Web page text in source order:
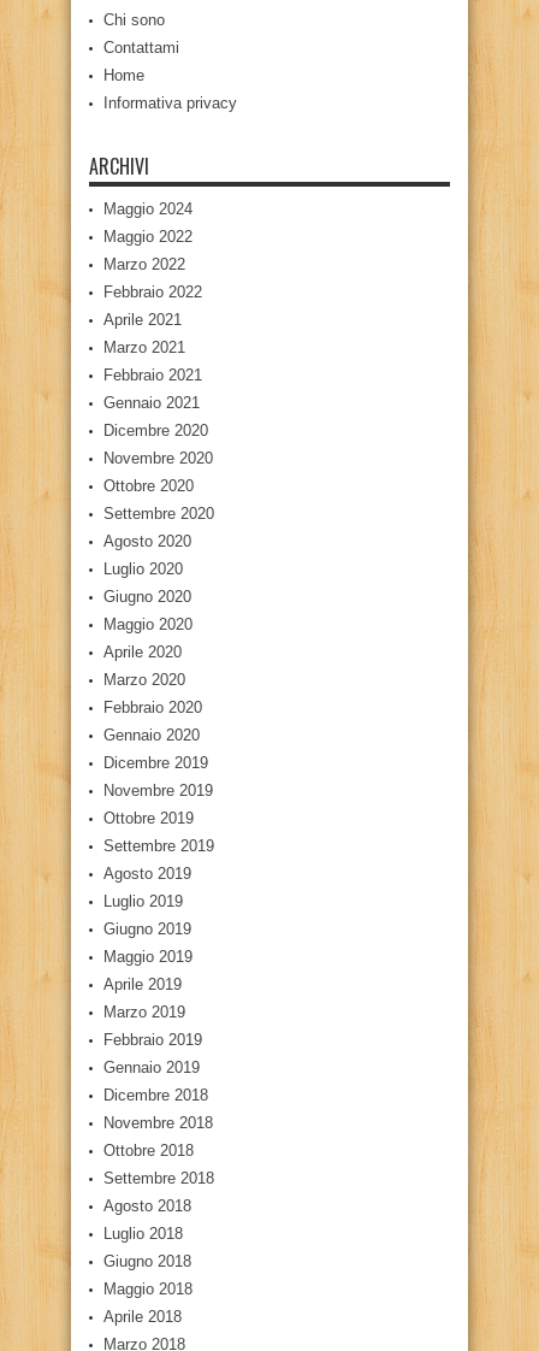
Chi sono
Contattami
Home
Informativa privacy
ARCHIVI
Maggio 2024
Maggio 2022
Marzo 2022
Febbraio 2022
Aprile 2021
Marzo 2021
Febbraio 2021
Gennaio 2021
Dicembre 2020
Novembre 2020
Ottobre 2020
Settembre 2020
Agosto 2020
Luglio 2020
Giugno 2020
Maggio 2020
Aprile 2020
Marzo 2020
Febbraio 2020
Gennaio 2020
Dicembre 2019
Novembre 2019
Ottobre 2019
Settembre 2019
Agosto 2019
Luglio 2019
Giugno 2019
Maggio 2019
Aprile 2019
Marzo 2019
Febbraio 2019
Gennaio 2019
Dicembre 2018
Novembre 2018
Ottobre 2018
Settembre 2018
Agosto 2018
Luglio 2018
Giugno 2018
Maggio 2018
Aprile 2018
Marzo 2018